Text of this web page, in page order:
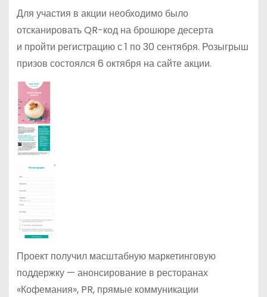
Для участия в акции необходимо было
отсканировать QR-код на брошюре десерта
и пройти регистрацию с 1 по 30 сентября. Розыгрыш
призов состоялся 6 октября на сайте акции.
Проект получил масштабную маркетинговую
поддержку — анонсирование в ресторанах
«Кофемания», PR, прямые коммуникации